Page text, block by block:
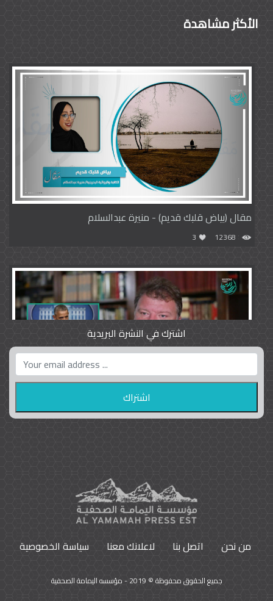
الأكثر مشاهدة
مقال (بياض قلبك قديم) - منيرة عبدالسلام
12368
3
واشنطن بوست واللوبي المزدوج
9792
اشترك في النشرة البريدية
من نحن اتصل بنا لاعلانك معنا سياسة الخصوصية
جميع الحقوق محفوظة © 2019 - مؤسسه اليمامة الصحفية